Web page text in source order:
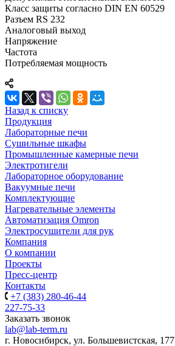
Класс защиты согласно DIN EN 60529
Разъем RS 232
Аналоговый выход
Напряжение
Частота
Потребляемая мощность
Назад к списку
Продукция
Лабораторные печи
Сушильные шкафы
Промышленные камерные печи
Электротигели
Лабораторное оборудование
Вакуумные печи
Комплектующие
Нагревательные элементы
Автоматизация Omron
Электросушители для рук
Компания
О компании
Проекты
Пресс-центр
Контакты
+7 (383) 280-46-44
227-75-33
Заказать звонок
lab@lab-term.ru
г. Новосибирск, ул. Большевистская, 177